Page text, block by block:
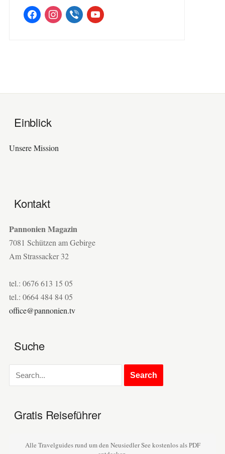
facebookinstagramviber youtube
Einblick
Unsere Mission
Kontakt
Pannonien Magazin
7081 Schützen am Gebirge
Am Strassacker 32
tel.: 0676 613 15 05
tel.: 0664 484 84 05
office@pannonien.tv
Suche
Gratis Reiseführer
Alle Travelguides rund um den Neusiedler See kostenlos als PDF